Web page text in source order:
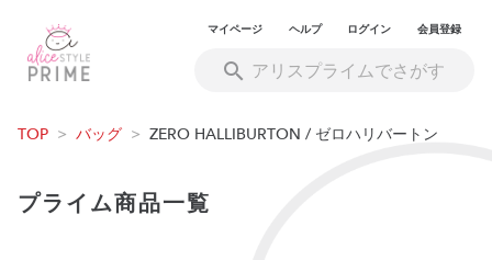
マイページ ヘルプ ログイン 会員登録
TOP > バッグ > ZERO HALLIBURTON / ゼロハリバートン
プライム商品一覧